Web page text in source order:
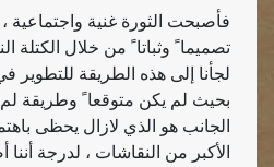
فأصبحت الثورة غنية واجتماعية ،
تصميما ً وثباتا ً من خلال الكتلة
لجأنا إلى هذه الطريقة للتطوير
بحيث لم يكن متوقعا ً وطريقة لم
الجانب هو الذي لازال يحظى
الأكبر من النقاشات ، لدرجة أننا